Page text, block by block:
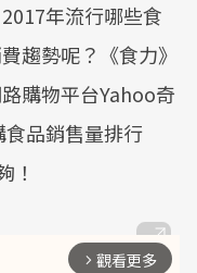
年流行哪些食
趨勢呢？《食力》
購物平台Yahoo奇
品銷售量排行
！
arrow_forward_ios 觀看更多